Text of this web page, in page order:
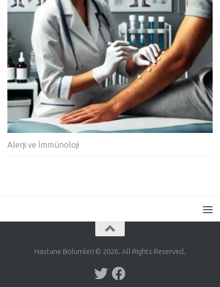
Alerji ve İmmünoloji
Hastane Bölümleri © 2026. All Rights Reserved.